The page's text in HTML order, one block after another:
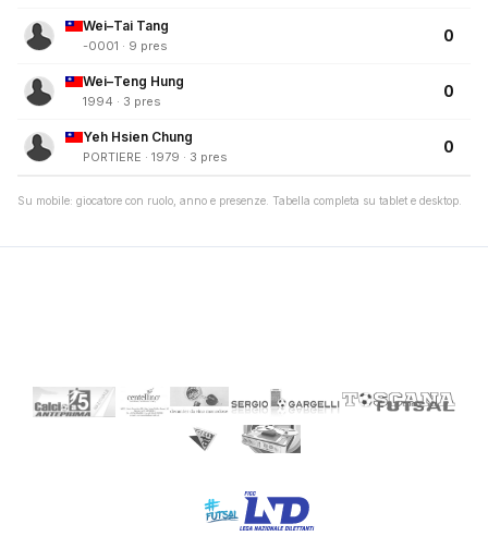
Wei–Tai Tang
-0001 · 9 pres
0
Wei–Teng Hung
1994 · 3 pres
0
Yeh Hsien Chung
PORTIERE · 1979 · 3 pres
0
Su mobile: giocatore con ruolo, anno e presenze. Tabella completa su tablet e desktop.